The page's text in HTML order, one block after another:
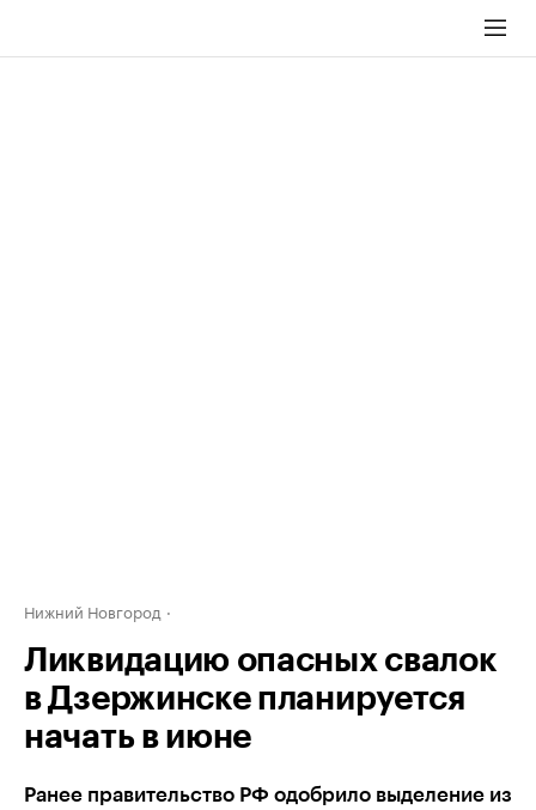
Нижний Новгород
Ликвидацию опасных свалок
в Дзержинске планируется
начать в июне
Ранее правительство РФ одобрило выделение из